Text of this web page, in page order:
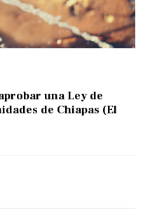
una Ley de
de Chiapas (El